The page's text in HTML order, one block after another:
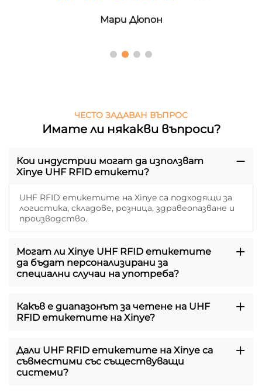
Мари Дюпон
ЧЕСТО ЗАДАВАН ВЪПРОС
Имате ли някакви въпроси?
Кои индустрии могат да използват
Xinye UHF RFID етикети?
UHF RFID етикетите на Xinye са подходящи за
логистика, складове, розница, здравеопазване и
производство.
Могат ли Xinye UHF RFID етикетите
да бъдат персонализирани за
специални случаи на употреба?
Какъв е диапазонът за четене на UHF
RFID етикетите на Xinye?
Дали UHF RFID етикетите на Xinye са
съвместими със съществуващи
системи?